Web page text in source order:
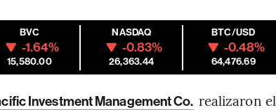
BVC
-1.64%
15,580.00
NASDAQ
-0.83%
26,363.44
BTC/USD
-0.48%
64,476.69
Investment Management Co. realizaron el